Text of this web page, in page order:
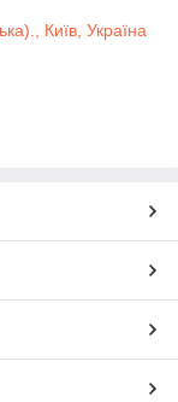
Київ, Україна